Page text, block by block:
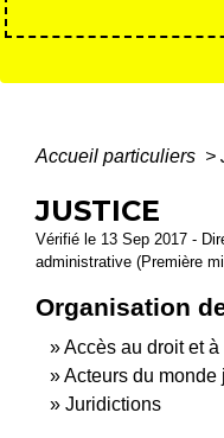
Accueil particuliers >
JUSTICE
Vérifié le 13 Sep 2017 -
administrative (Première
Organisation
Accès au droit et
Acteurs du monde
Juridictions